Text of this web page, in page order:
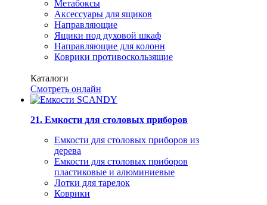
Метабоксы
Аксессуары для ящиков
Направляющие
Ящики под духовой шкаф
Направляющие для колонн
Коврики противоскользящие
Каталоги
Смотреть онлайн
21. Емкости для столовых приборов
Емкости для столовых приборов из
дерева
Емкости для столовых приборов
пластиковые и алюминиевые
Лотки для тарелок
Коврики